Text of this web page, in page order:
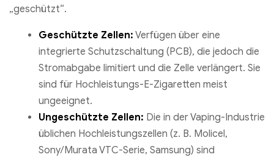
„geschützt“.
Geschützte Zellen: Verfügen über eine
integrierte Schutzschaltung (PCB), die jedoch die
Stromabgabe limitiert und die Zelle verlängert. Sie
sind für Hochleistungs-E-Zigaretten meist
ungeeignet.
Ungeschützte Zellen: Die in der Vaping-Industrie
üblichen Hochleistungszellen (z. B. Molicel,
Sony/Murata VTC-Serie, Samsung) sind